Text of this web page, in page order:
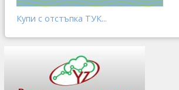
Купи с отстъпка ТУК...